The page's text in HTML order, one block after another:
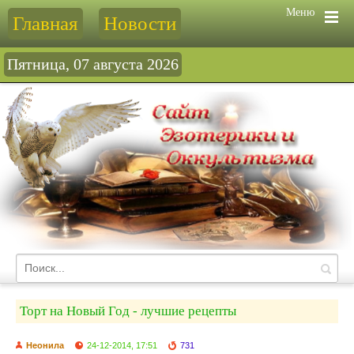
Меню
Главная Новости
Пятница, 07 августа 2026
Торт на Новый Год - лучшие рецепты
Неонила 24-12-2014, 17:51 731